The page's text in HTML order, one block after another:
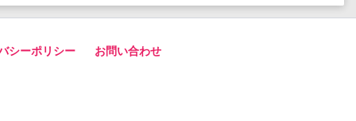
シーポリシー お問い合わせ